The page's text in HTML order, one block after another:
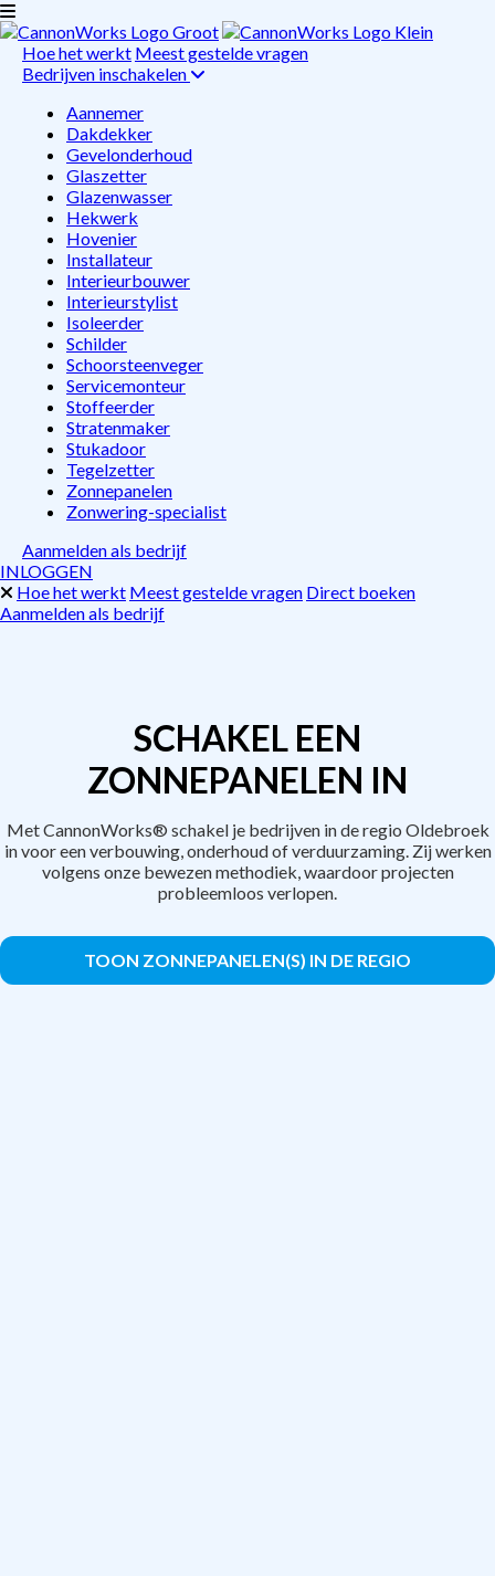
Hoe het werkt Meest gestelde vragen
Bedrijven inschakelen
Aannemer
Dakdekker
Gevelonderhoud
Glaszetter
Glazenwasser
Hekwerk
Hovenier
Installateur
Interieurbouwer
Interieurstylist
Isoleerder
Schilder
Schoorsteenveger
Servicemonteur
Stoffeerder
Stratenmaker
Stukadoor
Tegelzetter
Zonnepanelen
Zonwering-specialist
Aanmelden als bedrijf
INLOGGEN
Hoe het werkt Meest gestelde vragen Direct boeken
Aanmelden als bedrijf
SCHAKEL EEN
ZONNEPANELEN IN
Met CannonWorks® schakel je bedrijven in de regio Oldebroek
in voor een verbouwing, onderhoud of verduurzaming. Zij werken
volgens onze bewezen methodiek, waardoor projecten
probleemloos verlopen.
TOON ZONNEPANELEN(S) IN DE REGIO